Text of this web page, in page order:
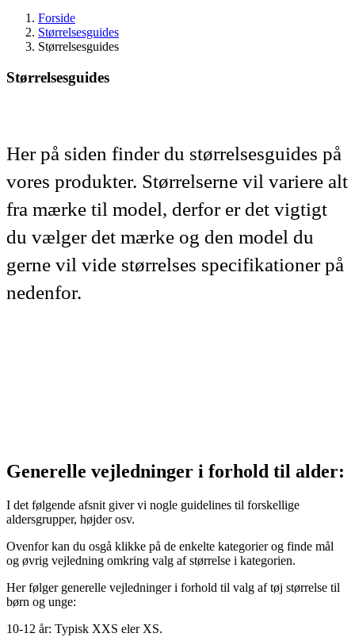
Forside
Størrelsesguides
Størrelsesguides
Størrelsesguides
Her på siden finder du størrelsesguides på
vores produkter. Størrelserne vil variere alt
fra mærke til model, derfor er det vigtigt
du vælger det mærke og den model du
gerne vil vide størrelses specifikationer på
nedenfor.
Generelle vejledninger i forhold til alder:
I det følgende afsnit giver vi nogle guidelines til forskellige
aldersgrupper, højder osv.
Ovenfor kan du osgå klikke på de enkelte kategorier og finde mål
og øvrig vejledning omkring valg af størrelse i kategorien.
Her følger generelle vejledninger i forhold til valg af tøj størrelse til
børn og unge:
10-12 år: Typisk XXS eler XS.